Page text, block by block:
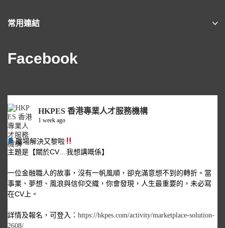
常用連結
Facebook
HKPES 香港專業人才服務機構
1 week ago
職場解決又黎啦
主題是【關於CV…我想講嘅係】
一位金融職人的故事，沒有一帆風順，卻充滿意想不到的轉折。當
事業、夢想、風浪與信仰交織，你會發現，人生最重要的，未必寫
在CV上。
詳情及報名，可登入： https://hkpes.com/activity/marketplace-solution-
2608/